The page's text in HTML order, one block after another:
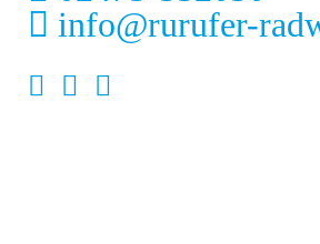
info@rurufer-